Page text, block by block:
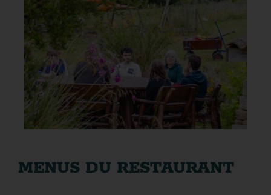
MENUS DU RESTAURANT